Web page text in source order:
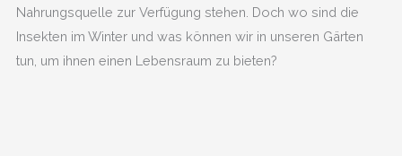
Nahrungsquelle zur Verfügung stehen. Doch wo sind die
Insekten im Winter und was können wir in unseren Gärten
tun, um ihnen einen Lebensraum zu bieten?